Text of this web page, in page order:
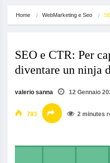
Home WebMarketing e Seo
SEO e CTR: Per
diventare un ninja
valerio sanna 12 Gennaio
783 2 minutes